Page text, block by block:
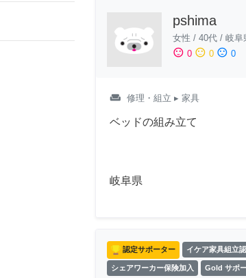
pshima
女性 / 40代 / 岐阜
sentiment_satisfied 0 sentiment_neutral 0 sentiment_dissatisfied 0
weekend 修理・組立 ▸ 家具
ベッドの組み立て
岐阜県
認定サポーター イケア家具組立
シェアワーカー保険加入 Gold サポ